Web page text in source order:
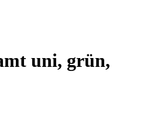
uni, grün,